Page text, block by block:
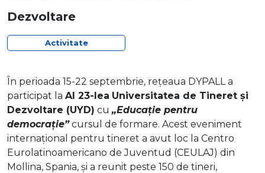
Dezvoltare
Activitate
În perioada 15-22 septembrie, rețeaua DYPALL a
participat la Al 23-lea Universitatea de Tineret și
Dezvoltare (UYD) cu „Educație pentru
democrație”cursul de formare. Acest eveniment
internațional pentru tineret a avut loc la Centro
Eurolatinoamericano de Juventud (CEULAJ) din
Mollina, Spania, și a reunit peste 150 de tineri,